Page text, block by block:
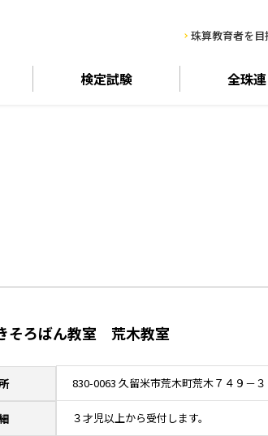
珠算教育者を
検定試験 全珠
そろばん教室 荒木教室
830-0063 久留米市荒木町荒木７４９－３
３才児以上から受付します。